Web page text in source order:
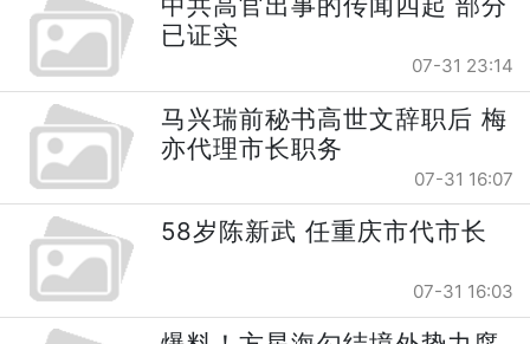
已证实
07-31 23:14
马兴瑞前秘书高世文辞职后 梅
亦代理市长职务
07-31 16:07
58岁陈新武 任重庆市代市长
07-31 16:03